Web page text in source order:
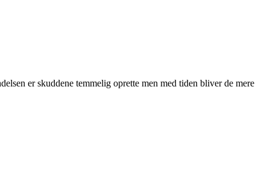
er skuddene temmelig oprette men med tiden bliver de mere